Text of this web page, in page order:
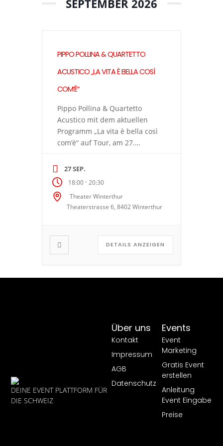
SEPTEMBER 2026
PIPPO POLLINA & QUARTETTO
ACUSTICO „LA VITA È BELLA COSÌ
COM’È“
Pippo Pollina & Quartetto
Acustico mit dem aktuellen
Programm „La vita è bella così
com’è“ auf Tour, am 27.
Winterthur. Pippo Pollina &
Quartetto Acustico mit neuem
Programm: La vita è bella così
com’è Pippo Pollina, der
vielseitige sizilianische
kreativsten Künstler in der
europäischen Singer-
Songwriter-Szene und seit […]
27 SEP.
18:00-20:30
Theater Winterthur
Theaterstrasse 6, 8402 Winterthur
DETAILS ANZEIGEN
DEINE EVENT PLATTFORM FÜR
DIE SCHWEIZ
Events
Event
Marketing
Gratis Event
erstellen
Anleitung
Event Eingabe
Preise
Über uns
Kontakt
Impressum
AGB
Datenschutz